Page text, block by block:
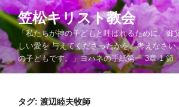
コ
ン
テ
ン
ツ
笠松キリスト教会
「私たちが神の子どもと呼ばれるために、御
しい愛を 与えてくださったかを、考えなさ
の子どもです。」ヨハネの手紙第一 3章 1 節
タグ: 渡辺睦夫牧師